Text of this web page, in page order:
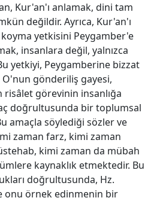
Kur'an'ı anlamak, dini tam
değildir. Ayrıca, Kur'an'ı
yetkisini Peygamber'e
insanlara değil, yalnızca
yetkiyi, Peygamberine bizzat
O'nun gönderiliş gayesi,
görevinin insanlığa
doğrultusunda bir toplumsal
amaçla söylediği sözler ve
zaman farz, kimi zaman
kimi zaman da mübah
kaynaklık etmektedir. Bu
doğrultusunda, Hz.
onu örnek edinmenin bir